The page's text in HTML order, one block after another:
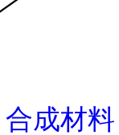
合成材料